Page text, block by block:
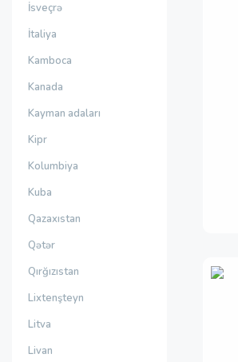
İsveçrə
İtaliya
Kamboca
Kanada
Kayman adaları
Kipr
Kolumbiya
Kuba
Qazaxıstan
Qətər
Qırğızıstan
Lixtenşteyn
Litva
Livan